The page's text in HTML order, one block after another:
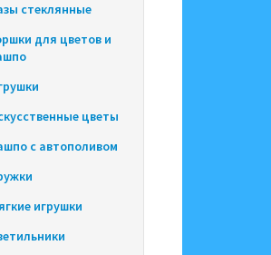
стеклянные
для цветов и
цветы
с автополивом
игрушки